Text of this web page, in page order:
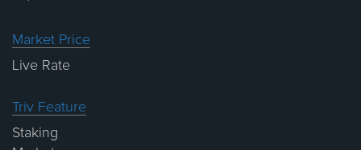
Market Price
Live Rate
Triv Feature
Staking